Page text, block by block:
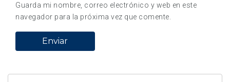
Guarda mi nombre, correo electrónico y web en este
navegador para la próxima vez que comente.